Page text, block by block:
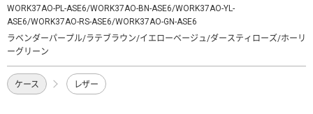
WORK37AO-PL-ASE6/WORK37AO-BN-ASE6/WORK37AO-YL-
ASE6/WORK37AO-RS-ASE6/WORK37AO-GN-ASE6
ラベンダーパープル/ラテブラウン/イエローベージュ/ダースティローズ/ホーリ
ーグリーン
ケース レザー